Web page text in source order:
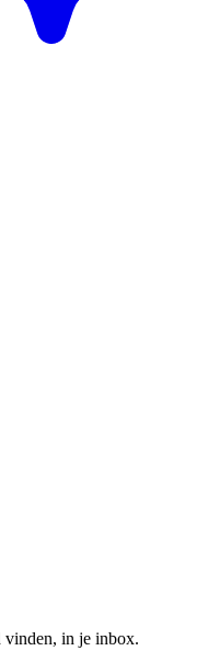
vinden, in je inbox.